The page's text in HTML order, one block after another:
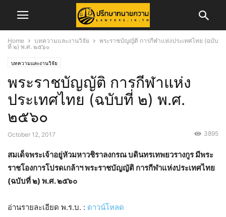
Home บทความและงานวิจัย
พระราชบัญญัติ การกีฬาแห่งประเทศไทย (ฉบับ
ที่ ๒) พ.ศ. ๒๕๖๐
บทความและงานวิจัย
พระราชบัญญัติ การกีฬาแห่ง
ประเทศไทย (ฉบับที่ ๒) พ.ศ.
๒๕๖๐
October 12, 2017 3895
สมเด็จพระเจ้าอยู่หัวมหาวชิราลงกรณ บดินทรเทพยวรางกูร มีพระ
ราชโองการโปรดเกล้าฯ พระราชบัญญัติ การกีฬาแห่งประเทศไทย
(ฉบับที่ ๒) พ.ศ. ๒๕๖๐
อ่านรายละเอียด พ.ร.บ. : ดาวน์โหลด